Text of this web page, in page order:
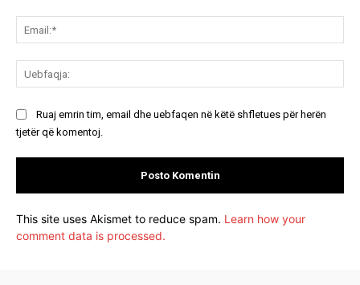
Ruaj emrin tim, email dhe uebfaqen në këtë shfletues për herën
tjetër që komentoj.
This site uses Akismet to reduce spam. Learn how your
comment data is processed.